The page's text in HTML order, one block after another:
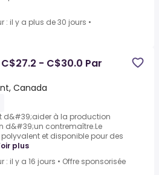
: il y a plus de 30 jours •
- C$30.0 Par
Canada
d&#39;aider à la production
d&#39;un contremaître.Le
et disponible pour des
plus
: il y a 16 jours • Offre sponsorisée